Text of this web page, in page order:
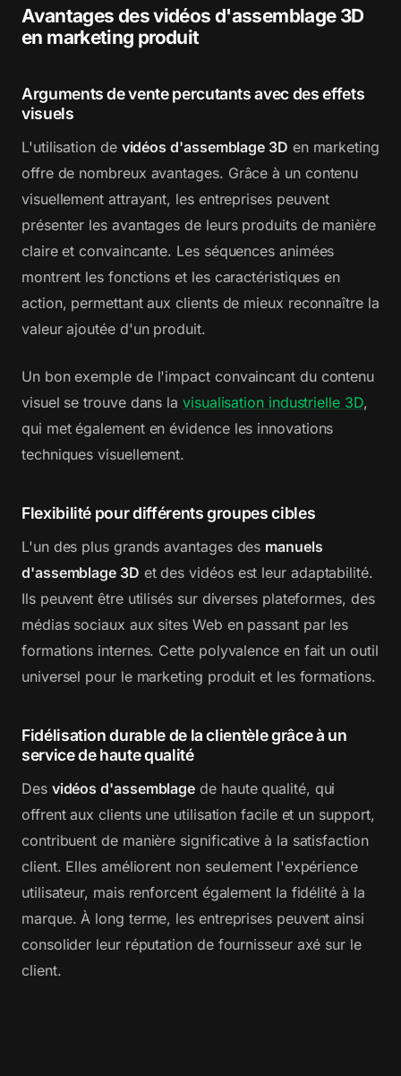
Avantages des vidéos d'assemblage 3D
en marketing produit
Arguments de vente percutants avec des effets
visuels
L'utilisation de vidéos d'assemblage 3D en marketing
offre de nombreux avantages. Grâce à un contenu
visuellement attrayant, les entreprises peuvent
présenter les avantages de leurs produits de manière
claire et convaincante. Les séquences animées
montrent les fonctions et les caractéristiques en
action, permettant aux clients de mieux reconnaître la
valeur ajoutée d'un produit.
Un bon exemple de l'impact convaincant du contenu
visuel se trouve dans la visualisation industrielle 3D,
qui met également en évidence les innovations
techniques visuellement.
Flexibilité pour différents groupes cibles
L'un des plus grands avantages des manuels
d'assemblage 3D et des vidéos est leur adaptabilité.
Ils peuvent être utilisés sur diverses plateformes, des
médias sociaux aux sites Web en passant par les
formations internes. Cette polyvalence en fait un outil
universel pour le marketing produit et les formations.
Fidélisation durable de la clientèle grâce à un
service de haute qualité
Des vidéos d'assemblage de haute qualité, qui
offrent aux clients une utilisation facile et un support,
contribuent de manière significative à la satisfaction
client. Elles améliorent non seulement l'expérience
utilisateur, mais renforcent également la fidélité à la
marque. À long terme, les entreprises peuvent ainsi
consolider leur réputation de fournisseur axé sur le
client.